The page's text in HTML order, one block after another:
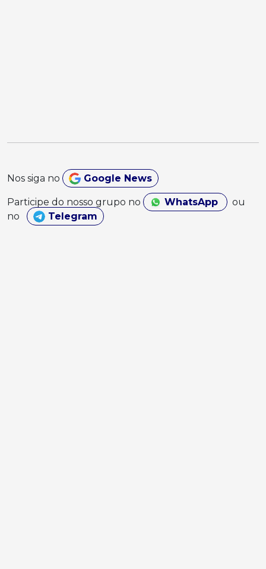
Nos siga no Google News
Participe do nosso grupo no WhatsApp
ou
no
Telegram